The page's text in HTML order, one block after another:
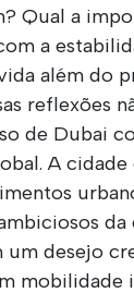
Qual a
a
além do
reflexões
de Dubai
A
da
um desejo
mobilidade